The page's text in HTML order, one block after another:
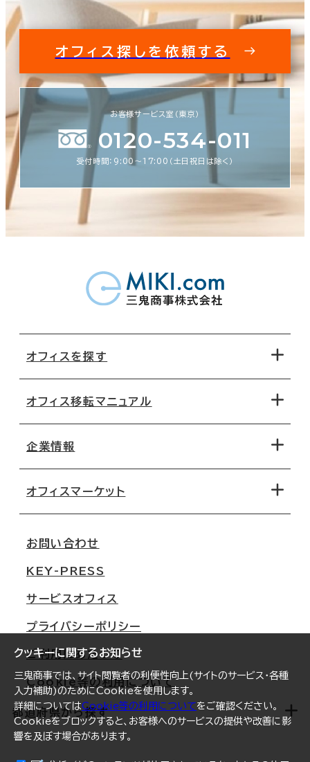
クッキーに関するお知らせ
三鬼商事では、サイト閲覧者の利便性向上(サイトのサービス・各種
入力補助)のためにCookieを使用します。
詳細についてはCookie等の利用についてをご確認ください。
Cookieをブロックすると、お客様へのサービスの提供や改善に影
響を及ぼす場合があります。
オフィス探しを依頼する
お客様サービス室（東京）
0120-534-011
受付時間：9:00〜17:00（土日祝日は除く）
オフィスを探す
地図から探す
路線・駅から探す
オフィス移転マニュアル
移転コストシミュレーション
移転スケジュール
オフィス移転Q&A
企業情報
オフィスマーケット
大阪
名古屋
札幌
仙台
横浜
福岡
オフィスリポート
お問い合わせ
KEY-PRESS
サービスオフィス
プライバシーポリシー
ご利用にあたって
Cookie等の利用について
都道府県から探す